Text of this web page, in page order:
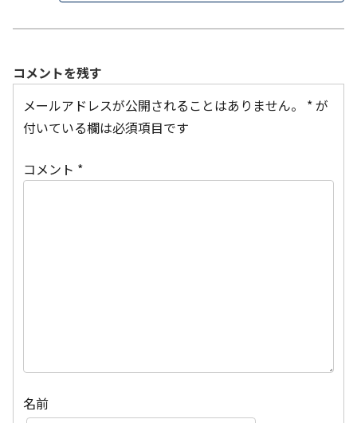
コメントを残す
メールアドレスが公開されることはありません。
*が
付いている欄は必須項目です
コメント *
名前